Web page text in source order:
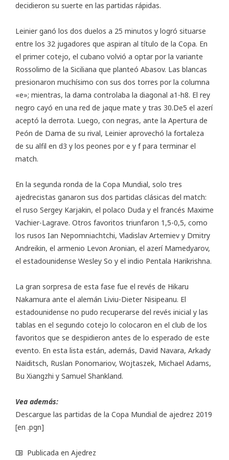
decidieron su suerte en las partidas rápidas.
Leinier ganó los dos duelos a 25 minutos y logró situarse
entre los 32 jugadores que aspiran al título de la Copa. En
el primer cotejo, el cubano volvió a optar por la variante
Rossolimo de la Siciliana que planteó Abasov. Las blancas
presionaron muchísimo con sus dos torres por la columna
«e»; mientras, la dama controlaba la diagonal a1-h8. El rey
negro cayó en una red de jaque mate y tras 30.De5 el azerí
aceptó la derrota. Luego, con negras, ante la Apertura de
Peón de Dama de su rival, Leinier aprovechó la fortaleza
de su alfil en d3 y los peones por e y f para terminar el
match.
En la segunda ronda de la Copa Mundial, solo tres
ajedrecistas ganaron sus dos partidas clásicas del match:
el ruso Sergey Karjakin, el polaco Duda y el francés Maxime
Vachier-Lagrave. Otros favoritos triunfaron 1,5-0,5, como
los rusos Ian Nepomniachtchi, Vladislav Artemiev y Dmitry
Andreikin, el armenio Levon Aronian, el azerí Mamedyarov,
el estadounidense Wesley So y el indio Pentala Harikrishna.
La gran sorpresa de esta fase fue el revés de Hikaru
Nakamura ante el alemán Liviu-Dieter Nisipeanu. El
estadounidense no pudo recuperarse del revés inicial y las
tablas en el segundo cotejo lo colocaron en el club de los
favoritos que se despidieron antes de lo esperado de este
evento. En esta lista están, además, David Navara, Arkady
Naiditsch, Ruslan Ponomariov, Wojtaszek, Michael Adams,
Bu Xiangzhi y Samuel Shankland.
Vea además:
Descargue las partidas de la Copa Mundial de ajedrez 2019
[en .pgn]
Publicada en Ajedrez